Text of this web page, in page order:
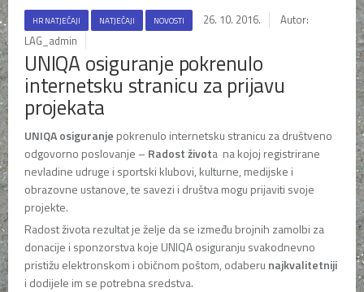
HR NATJEČAJI NATJEČAJI NOVOSTI 26. 10. 2016.
Autor:
LAG_admin
UNIQA osiguranje pokrenulo
internetsku stranicu za prijavu
projekata
UNIQA osiguranje pokrenulo internetsku stranicu za društveno
odgovorno poslovanje – Radost života na kojoj registrirane
nevladine udruge i sportski klubovi, kulturne, medijske i
obrazovne ustanove, te savezi i društva mogu prijaviti svoje
projekte.
Radost života rezultat je želje da se između brojnih zamolbi za
donacije i sponzorstva koje UNIQA osiguranju svakodnevno
pristižu elektronskom i običnom poštom, odaberu najkvalitetniji
i dodijele im se potrebna sredstva.